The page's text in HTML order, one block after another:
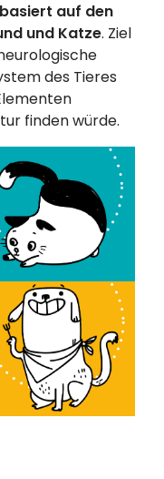
auf den
und Katze. Ziel
des Tieres
finden würde.